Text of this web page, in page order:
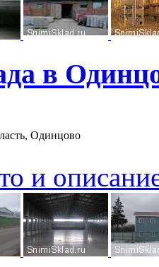
в
Одинцово
и